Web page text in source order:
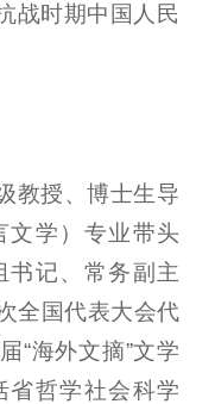
时期中国人民
教授、博士生导
文学）专业带头
书记、常务副主
全国代表大会代
“海外文摘”文学
省哲学社会科学